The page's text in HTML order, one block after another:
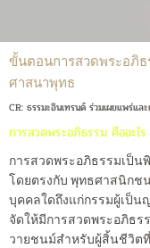
ขั้นตอนการสวดพระอภิ
ศาสนาพุทธ
CR: ธรรมะอินเทรนด์ ร่วมเผยแพร่แ
การสวดพระอภิธรรม คืออะไร
การสวดพระอภิธรรมเป็น
โดยตรงกับ พุทธศาสนิกช
บุคคลใดถึงแก่กรรมผู้เป็น
จัดให้มีการสวดพระอภิธร
วายชนม์สำหรับผู้สิ้นชีวิต